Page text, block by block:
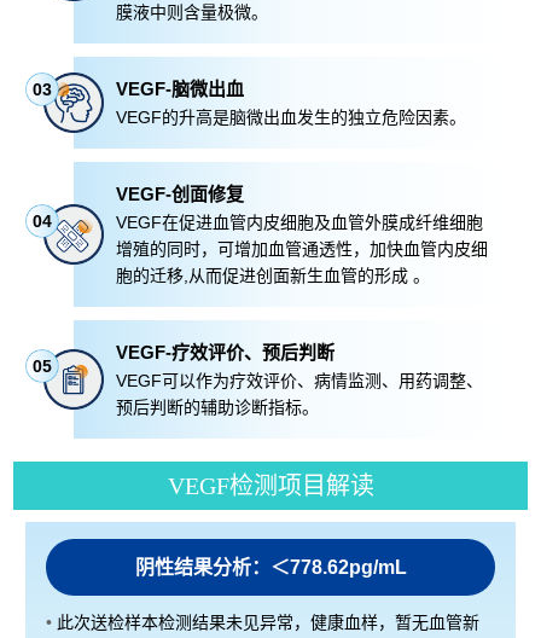
膜液中则含量极微。
03 VEGF-脑微出血
VEGF的升高是脑微出血发生的独立危险因素。
04
VEGF-创面修复
VEGF在促进血管内皮细胞及血管外膜成纤维细胞
增殖的同时，可增加血管通透性，加快血管内皮细
胞的迁移,从而促进创面新生血管的形成 。
05
VEGF-疗效评价、预后判断
VEGF可以作为疗效评价、病情监测、用药调整、
预后判断的辅助诊断指标。
VEGF检测项目解读
阴性结果分析：＜778.62pg/mL
• 此次送检样本检测结果未见异常，健康血样，暂无血管新